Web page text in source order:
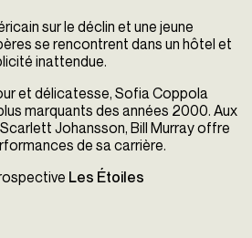
sur le déclin et une jeune
se rencontrent dans un hôtel et
inattendue.
et délicatesse, Sofia Coppola
marquants des années 2000. Aux
Johansson, Bill Murray offre
de sa carrière.
Les Étoiles